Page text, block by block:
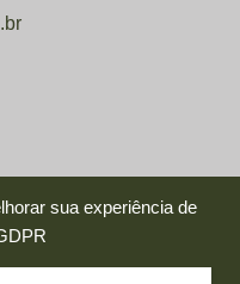
sua experiência de